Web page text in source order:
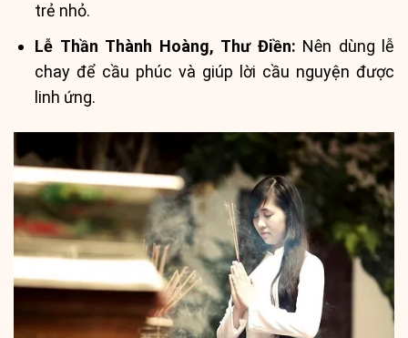
trẻ nhỏ.
Lễ Thần Thành Hoàng, Thư Điền: Nên dùng lễ
chay để cầu phúc và giúp lời cầu nguyện được
linh ứng.